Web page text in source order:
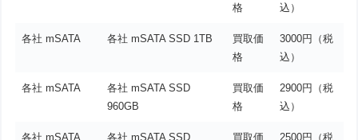
格
込）
各社 mSATA 各社 mSATA SSD 1TB
買取価
格
3000円（税
込）
各社 mSATA
各社 mSATA SSD
960GB
買取価
格
2900円（税
込）
各社 mSATA
各社 mSATA SSD
買取価
2500円（税